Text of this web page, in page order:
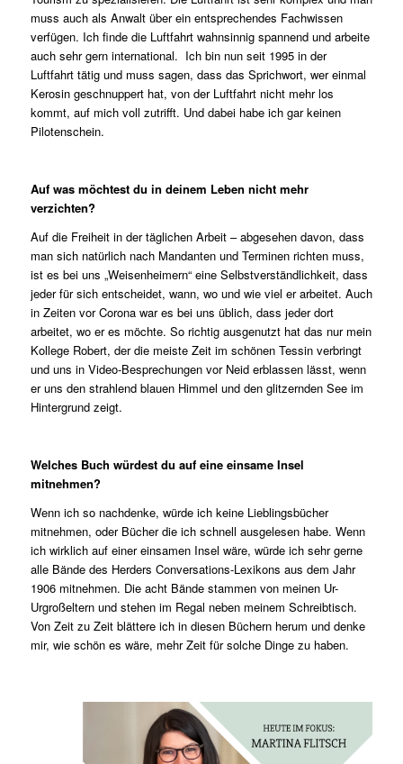
muss auch als Anwalt über ein entsprechendes Fachwissen
verfügen. Ich finde die Luftfahrt wahnsinnig spannend und arbeite
auch sehr gern international. Ich bin nun seit 1995 in der
Luftfahrt tätig und muss sagen, dass das Sprichwort, wer einmal
Kerosin geschnuppert hat, von der Luftfahrt nicht mehr los
kommt, auf mich voll zutrifft. Und dabei habe ich gar keinen
Pilotenschein.
Auf was möchtest du in deinem Leben nicht mehr
verzichten?
Auf die Freiheit in der täglichen Arbeit – abgesehen davon, dass
man sich natürlich nach Mandanten und Terminen richten muss,
ist es bei uns „Weisenheimern“ eine Selbstverständlichkeit, dass
jeder für sich entscheidet, wann, wo und wie viel er arbeitet. Auch
in Zeiten vor Corona war es bei uns üblich, dass jeder dort
arbeitet, wo er es möchte. So richtig ausgenutzt hat das nur mein
Kollege Robert, der die meiste Zeit im schönen Tessin verbringt
und uns in Video-Besprechungen vor Neid erblassen lässt, wenn
er uns den strahlend blauen Himmel und den glitzernden See im
Hintergrund zeigt.
Welches Buch würdest du auf eine einsame Insel
mitnehmen?
Wenn ich so nachdenke, würde ich keine Lieblingsbücher
mitnehmen, oder Bücher die ich schnell ausgelesen habe. Wenn
ich wirklich auf einer einsamen Insel wäre, würde ich sehr gerne
alle Bände des Herders Conversations-Lexikons aus dem Jahr
1906 mitnehmen. Die acht Bände stammen von meinen Ur-
Urgroßeltern und stehen im Regal neben meinem Schreibtisch.
Von Zeit zu Zeit blättere ich in diesen Büchern herum und denke
mir, wie schön es wäre, mehr Zeit für solche Dinge zu haben.